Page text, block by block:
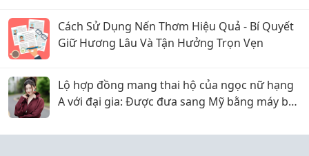
Cách Sử Dụng Nến Thơm Hiệu Quả - Bí Quyết
Giữ Hương Lâu Và Tận Hưởng Trọn Vẹn
Lộ hợp đồng mang thai hộ của ngọc nữ hạng
A với đại gia: Được đưa sang Mỹ bằng máy bay